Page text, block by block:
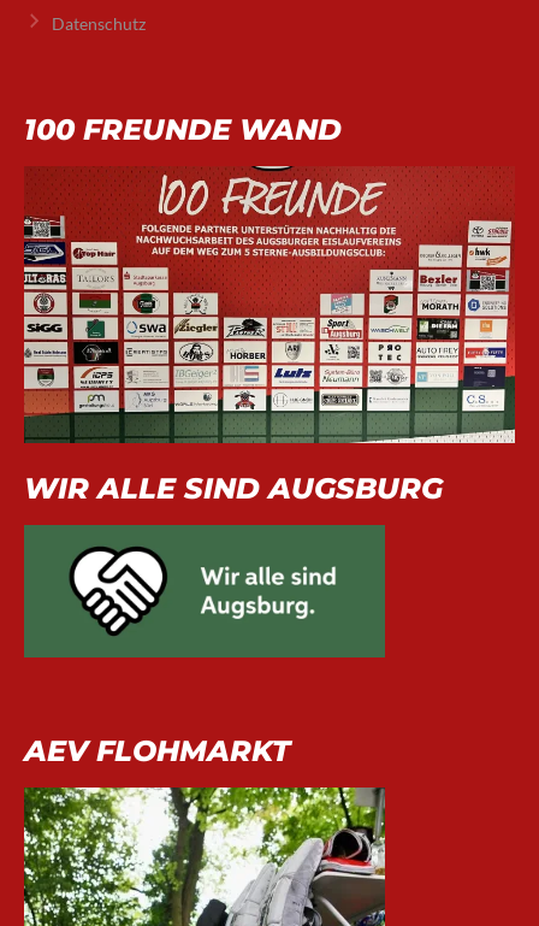
Datenschutz
100 FREUNDE WAND
WIR ALLE SIND AUGSBURG
AEV FLOHMARKT